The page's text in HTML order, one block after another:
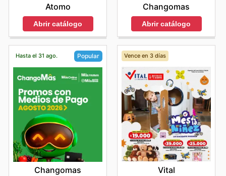
Atomo
Abrir catálogo
Changomas
Abrir catálogo
Hasta el 31 ago. Popular
Changomas
Vence en 3 días
Vital